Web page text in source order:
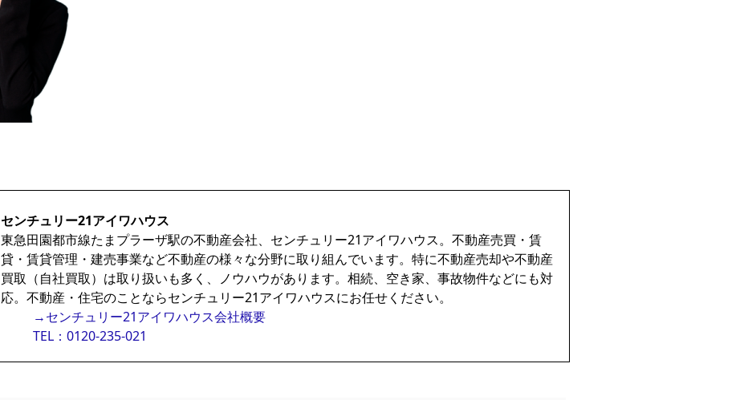
センチュリー21アイワハウス
東急田園都市線たまプラーザ駅の不動産会社、センチュリー21アイワハウス。不動産売買・賃
貸・賃貸管理・建売事業など不動産の様々な分野に取り組んでいます。特に不動産売却や不動産
買取（自社買取）は取り扱いも多く、ノウハウがあります。相続、空き家、事故物件などにも対
応。不動産・住宅のことならセンチュリー21アイワハウスにお任せください。
→センチュリー21アイワハウス会社概要
TEL：0120-235-021